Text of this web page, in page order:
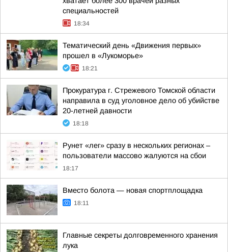
специальностей
18:34
Тематический день «Движения первых»
прошел в «Лукоморье»
18:21
Прокуратура г. Стрежевого Томской области
направила в суд уголовное дело об убийстве
20-летней давности
18:18
Рунет «лег» сразу в нескольких регионах –
пользователи массово жалуются на сбои
18:17
Вместо болота — новая спортплощадка
18:11
Главные секреты долговременного хранения
лука